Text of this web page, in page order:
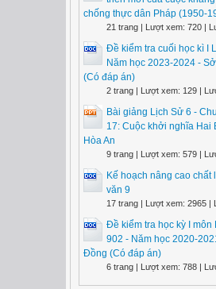
chống thực dân Pháp (1950-
21 trang | Lượt xem: 720 |
Đề kiểm tra cuối học kì I
Năm học 2023-2024 -
(Có đáp án)
2 trang | Lượt xem: 129 |
Bài giảng Lịch Sử 6 -
17: Cuộc khởi nghĩa Hai
Hòa An
9 trang | Lượt xem: 579 |
Kế hoạch nâng cao
văn 9
17 trang | Lượt xem: 2965 |
Đề kiểm tra học kỳ I môn
902 - Năm học 2020-
Đồng (Có đáp án)
6 trang | Lượt xem: 788 |